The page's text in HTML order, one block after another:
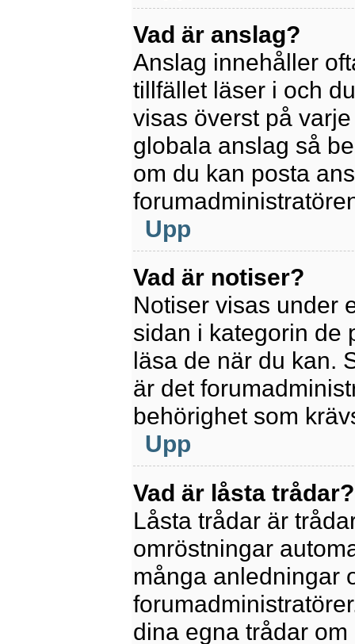
Vad är anslag?
Anslag innehåller
tillfället läser i och
visas överst på
globala anslag så
om du kan posta
Upp
Vad är notiser?
Notiser visas under
sidan i kategorin de
läsa de när du kan.
är det
behörighet som
Upp
Vad är låsta trådar?
Låsta trådar är
omröstningar
många anledningar
dina egna trådar